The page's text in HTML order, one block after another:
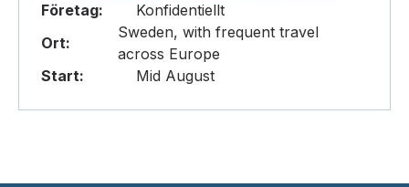
Företag:
Konfidentiellt
Ort:
Sweden, with frequent travel
across Europe
Start:
Mid August